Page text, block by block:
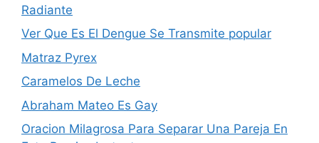
Radiante
Ver Que Es El Dengue Se Transmite popular
Matraz Pyrex
Caramelos De Leche
Abraham Mateo Es Gay
Oracion Milagrosa Para Separar Una Pareja En